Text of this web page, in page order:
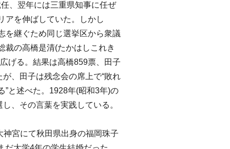
、翌年には三重県知事に任ぜ
アを伸ばしていた。しかし
を継ぐため同じ選挙区から衆議
裁の高橋是清(たかはしこれき
げる。結果は高橋859票、田子
、田子は残念会の席上で“敗れ
”と述べた。1928年(昭和3年)の
、その言葉を実践している。
宮にて秋田県出身の福岡珠子